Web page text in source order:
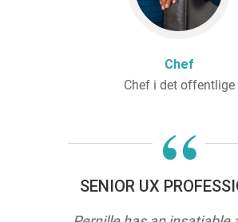
Chef
Chef i det offentlige
“
SENIOR UX